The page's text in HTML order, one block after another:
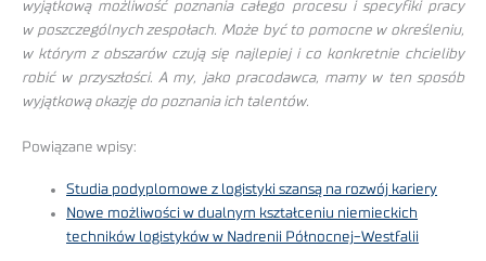
wyjątkową możliwość poznania całego procesu i specyfiki pracy
w poszczególnych zespołach. Może być to pomocne w określeniu,
w którym z obszarów czują się najlepiej i co konkretnie chcieliby
robić w przyszłości. A my, jako pracodawca, mamy w ten sposób
wyjątkową okazję do poznania ich talentów.
Powiązane wpisy:
Studia podyplomowe z logistyki szansą na rozwój kariery
Nowe możliwości w dualnym kształceniu niemieckich
techników logistyków w Nadrenii Północnej-Westfalii